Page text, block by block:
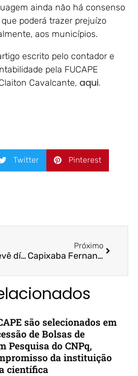
ainda não há consenso
poderá trazer prejuízo
aos municípios.
escrito pelo contador e
pela FUCAPE
Cavalcante, aqui.
Twitter Pinterest
Governo prevê dívida bruta caindo a 79,8% do PIB em 2022, diz secretário do Tesouro – Money Times/ Bruno Funchal
Próximo
Capixaba Fernando Caio Galdi, da Fucape, é nomeado diretor da CVM – Folha Vitória
são selecionados em
de Bolsas de
Pesquisa do CNPq,
da instituição
científica